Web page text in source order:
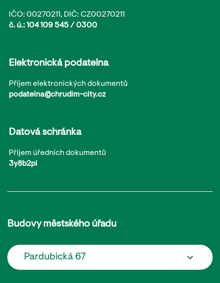
IČO: 00270211, DIČ: CZ00270211
č. ú.: 104 109 545 / 0300
Elektronická podatelna
Příjem elektronických dokumentů
podatelna@chrudim-city.cz
Datová schránka
Příjem úředních dokumentů
3y8b2pi
Budovy městského úřadu
Pardubická 67